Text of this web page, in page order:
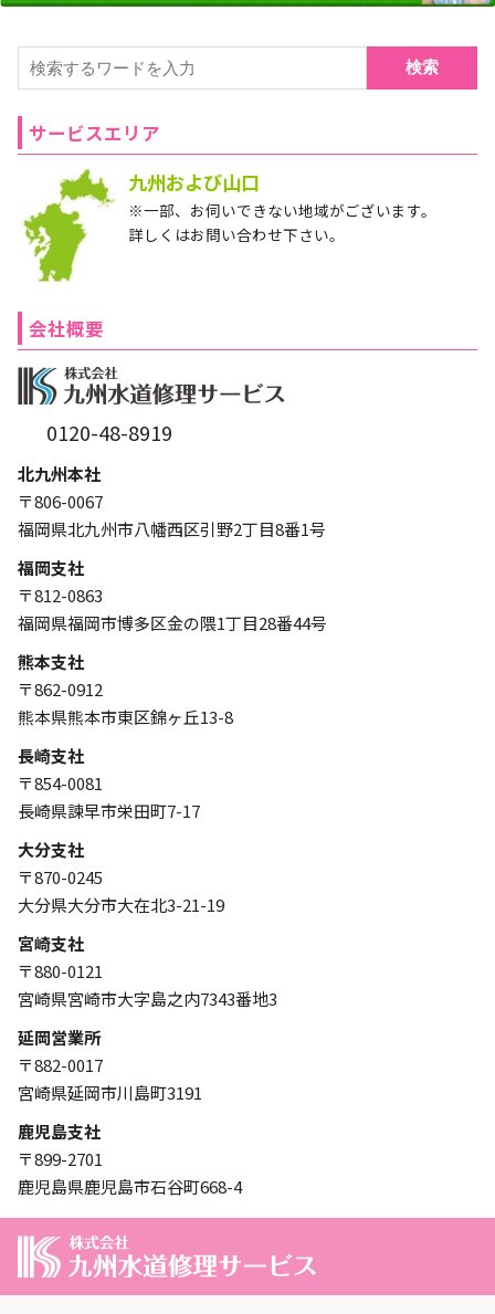
検索
サービスエリア
九州および山口
※一部、お伺いできない地域がございます。
詳しくはお問い合わせ下さい。
会社概要
0120-48-8919
北九州本社
〒806-0067
福岡県北九州市八幡西区引野2丁目8番1号
福岡支社
〒812-0863
福岡県福岡市博多区金の隈1丁目28番44号
熊本支社
〒862-0912
熊本県熊本市東区錦ヶ丘13-8
長崎支社
〒854-0081
長崎県諫早市栄田町7-17
大分支社
〒870-0245
大分県大分市大在北3-21-19
宮崎支社
〒880-0121
宮崎県宮崎市大字島之内7343番地3
延岡営業所
〒882-0017
宮崎県延岡市川島町3191
鹿児島支社
〒899-2701
鹿児島県鹿児島市石谷町668-4